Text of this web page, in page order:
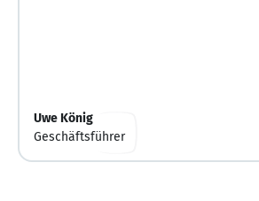
Uwe König
Geschäftsführer